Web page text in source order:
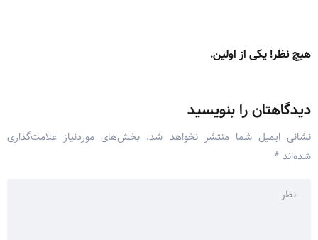
هیچ نظر! یکی از اولین.
دیدگاهتان را بنویسید
نشانی ایمیل شما منتشر نخواهد شد. بخش‌های موردنیاز علامت‌گذاری
شده‌اند *